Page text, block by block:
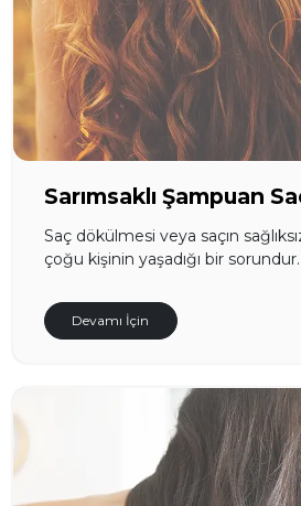
Sarımsaklı Şampuan
Saç dökülmesi veya saçın
çoğu kişinin yaşadığı bir
Devamı İçin